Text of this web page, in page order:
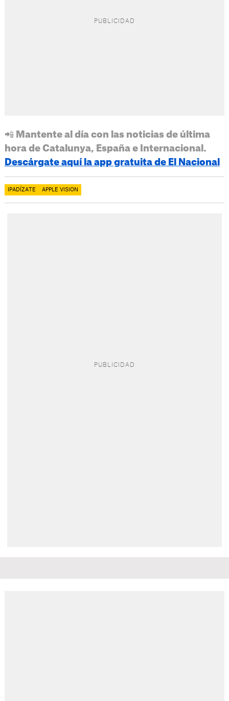
📲 Mantente al día con las noticias de última
hora de Catalunya, España e Internacional.
Descárgate aquí la app gratuita de El Nacional
IPADÍZATE APPLE VISION